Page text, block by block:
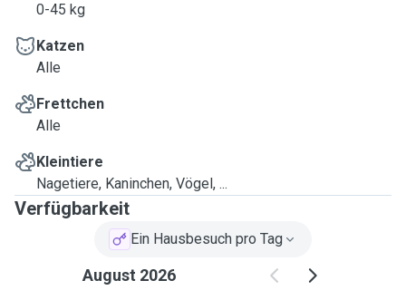
0-45 kg
Katzen
Alle
Frettchen
Alle
Kleintiere
Nagetiere, Kaninchen, Vögel, ...
Verfügbarkeit
Ein Hausbesuch pro Tag
August 2026